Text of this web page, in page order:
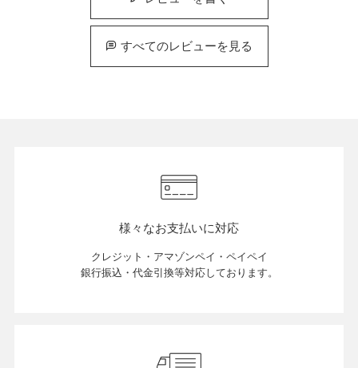
すべてのレビューを見る
様々なお支払いに対応
クレジット・アマゾンペイ・ペイペイ
銀行振込・代金引換等対応しております。